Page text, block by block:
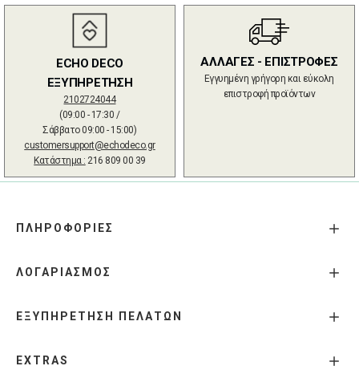
ECHO DECO
ΕΞΥΠΗΡΕΤΗΣΗ
2102724044
(09:00 - 17:30 /
Σάββατο 09:00 - 15:00)
customersupport@echodeco.gr
Κατάστημα : 216 809 00 39
ΑΛΛΑΓΕΣ - ΕΠΙΣΤΡΟΦΕΣ
Εγγυημένη γρήγορη και εύκολη
επιστροφή προϊόντων
ΠΛΗΡΟΦΟΡΙΕΣ
ΛΟΓΑΡΙΑΣΜΟΣ
ΕΞΥΠΗΡΕΤΗΣΗ ΠΕΛΑΤΩΝ
EXTRAS